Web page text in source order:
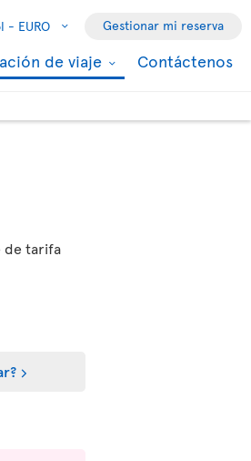
- EURO Gestionar mi reserva
de viaje Contáctenos
de tarifa